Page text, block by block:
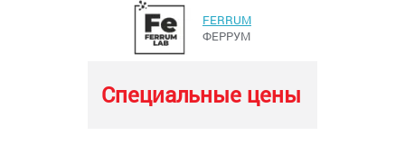
FERRUM
ФЕРРУМ
Специальные цены